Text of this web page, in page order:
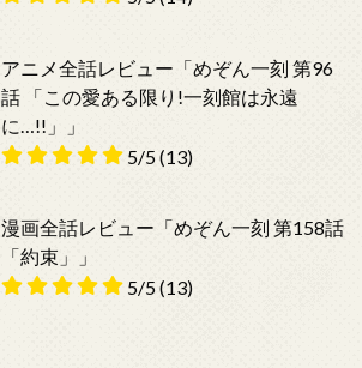
アニメ全話レビュー「めぞん一刻 第96
話 「この愛ある限り!一刻館は永遠
に…!!」」
5/5(13)
漫画全話レビュー「めぞん一刻 第158話
「約束」」
5/5(13)